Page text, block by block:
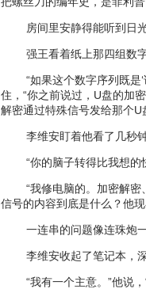
房间里安静得能听到日
强王看着纸上那四组数
“如果这个数字序列既是‘
住， “你之前说过， U盘的加
解密通过特殊信号发给那个U
李维安盯着他看了几秒
“你的脑子转得比我想的
“我修电脑的。加密解密
信号的内容到底是什么？他
一连串的问题像连珠炮
李维安收起了笔记本，
“我有一个主意。 ”他说，